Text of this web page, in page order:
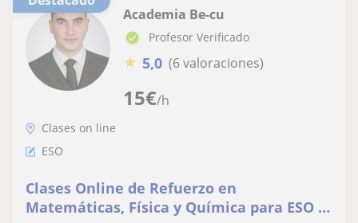
15€/h
Academia Be-cu
Profesor Verificado
★ 5,0 (6 valoraciones)
Clases on line
ESO
Clases Online de Refuerzo en
Matemáticas, Física y Química para ESO –